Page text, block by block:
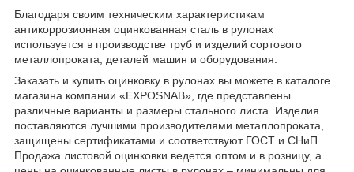
Благодаря своим техническим характеристикам
антикоррозионная оцинкованная сталь в рулонах
используется в производстве труб и изделий сортового
металлопроката, деталей машин и оборудования.
Заказать и купить оцинковку в рулонах вы можете в каталоге
магазина компании «EXPOSNAB», где представлены
различные варианты и размеры стального листа. Изделия
поставляются лучшими производителями металлопроката,
защищены сертификатами и соответствуют ГОСТ и СНиП.
Продажа листовой оцинковки ведется оптом и в розницу, а